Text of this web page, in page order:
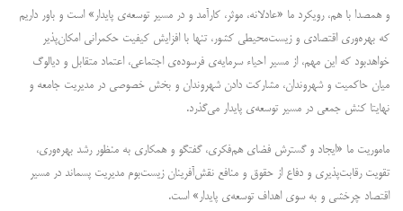
و همصدا با هم، رویکرد ما «عادلانه، موثر، کارآمد و در مسیر توسعه‌ی پایدار» است و باور داریم
که بهره‌وری اقتصادی و زیست‌محیطی کشور، تنها با افزایش کیفیت حکمرانی امکان‌پذیر
خواهدبود که این مهم، از مسیر احیاء سرمایه‌ی فرسوده‌ی اجتماعی، اعتماد متقابل و دیالوگ
میان حاکمیت و شهروندان، مشارکت دادن شهروندان و بخش خصوصی در مدیریت جامعه و
نهایتا کنش جمعی در مسیر توسعه‌ی پایدار می‌گذرد.
ماموریت ما «ایجاد و گسترش فضای هم‌فکری، گفتگو و همکاری به منظور رشد بهره‌وری،
تقویت رقابت‌پذیری و دفاع از حقوق و منافع نقش‌آفرینان زیست‌بوم مدیریت پسماند در مسیر
اقتصاد چرخشی و به سوی اهداف توسعه‌ی پایدار» است.